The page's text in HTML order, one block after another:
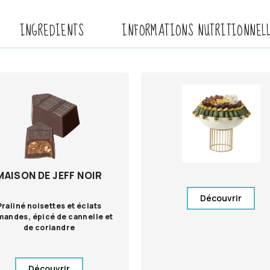
INGREDIENTS INFORMATIONS
DE JEFF NOIR
noisettes et éclats
épicé de cannelle et
de coriandre
Découvrir